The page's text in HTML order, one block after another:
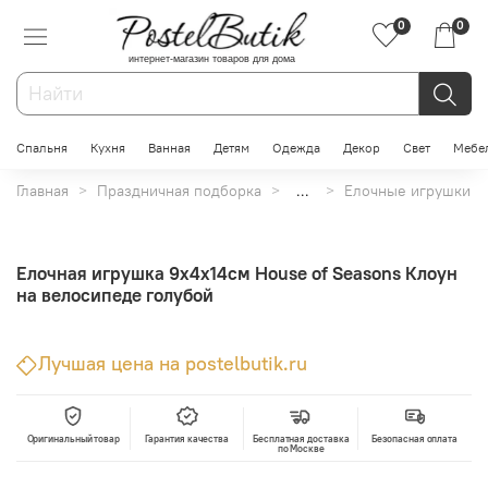
интернет-магазин товаров для дома
0 0
Спальня Кухня Ванная Детям Одежда Декор Свет
Главная Праздничная подборка ... Елочные игрушки
Елочная игрушка 9х4х14см House of Seasons Клоун
на велосипеде голубой
Лучшая цена на postelbutik.ru
Оригинальный товар Гарантия качества
Бесплатная доставка
по Москве
Безопасная оплата